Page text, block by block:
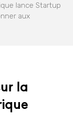
lance Startup
aux
la